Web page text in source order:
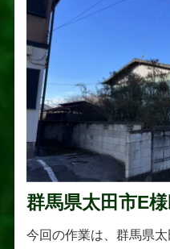
群馬県太田市E
伐採作業
今回の作業は、群馬県